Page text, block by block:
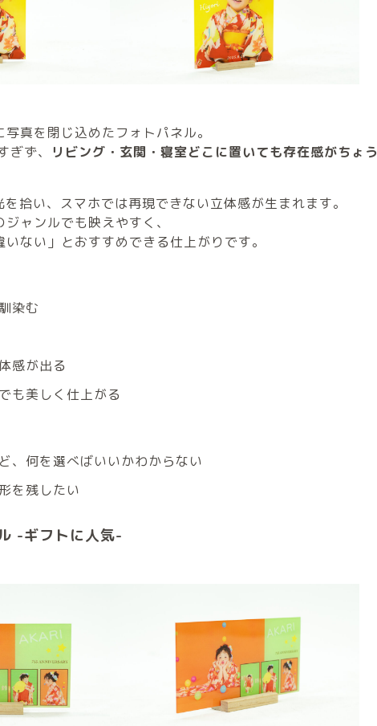
真を閉じ込めたフォトパネル。
ず、 リビング・玄関・寝室どこに置いても存在感がちょう
拾い、スマホでは再現できない立体感が生まれます。
ャンルでも映えやすく、
ない」とおすすめできる仕上がりです。
染む
感が出る
も美しく仕上がる
、何を選べばいいかわからない
を残したい
-ギフトに人気-